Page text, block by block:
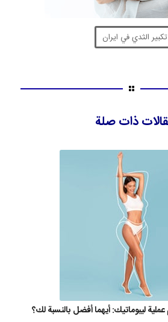
تكبير الثدي في ايران
ذات صلة
ليبوماتيك: أيهما أفضل بالنسبة لك؟